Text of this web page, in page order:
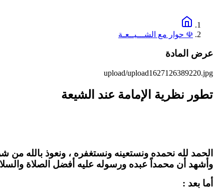
☫ حوار مع الشـــيــعـة
عرض المادة
upload/upload1627126389220.jpg
تطور نظرية الإمامة عند الشيعة
الحمد لله نحمده ونستعينه ونستغفره ، ونعوذ بالله من
وأشهد أن محمداً عبده ورسوله عليه أفضل الصلاة
أما بعد :